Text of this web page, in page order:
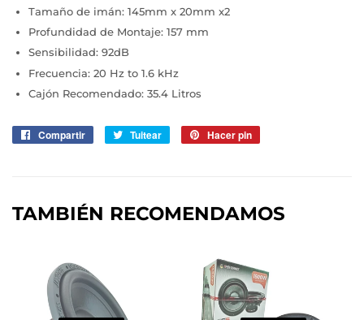
Tamaño de imán: 145mm x 20mm x2
Profundidad de Montaje: 157 mm
Sensibilidad: 92dB
Frecuencia: 20 Hz to 1.6 kHz
Cajón Recomendado: 35.4 Litros
Compartir
CompartirTuitear
Tuitear Hacer pin
TAMBIÉN RECOMENDAMOS